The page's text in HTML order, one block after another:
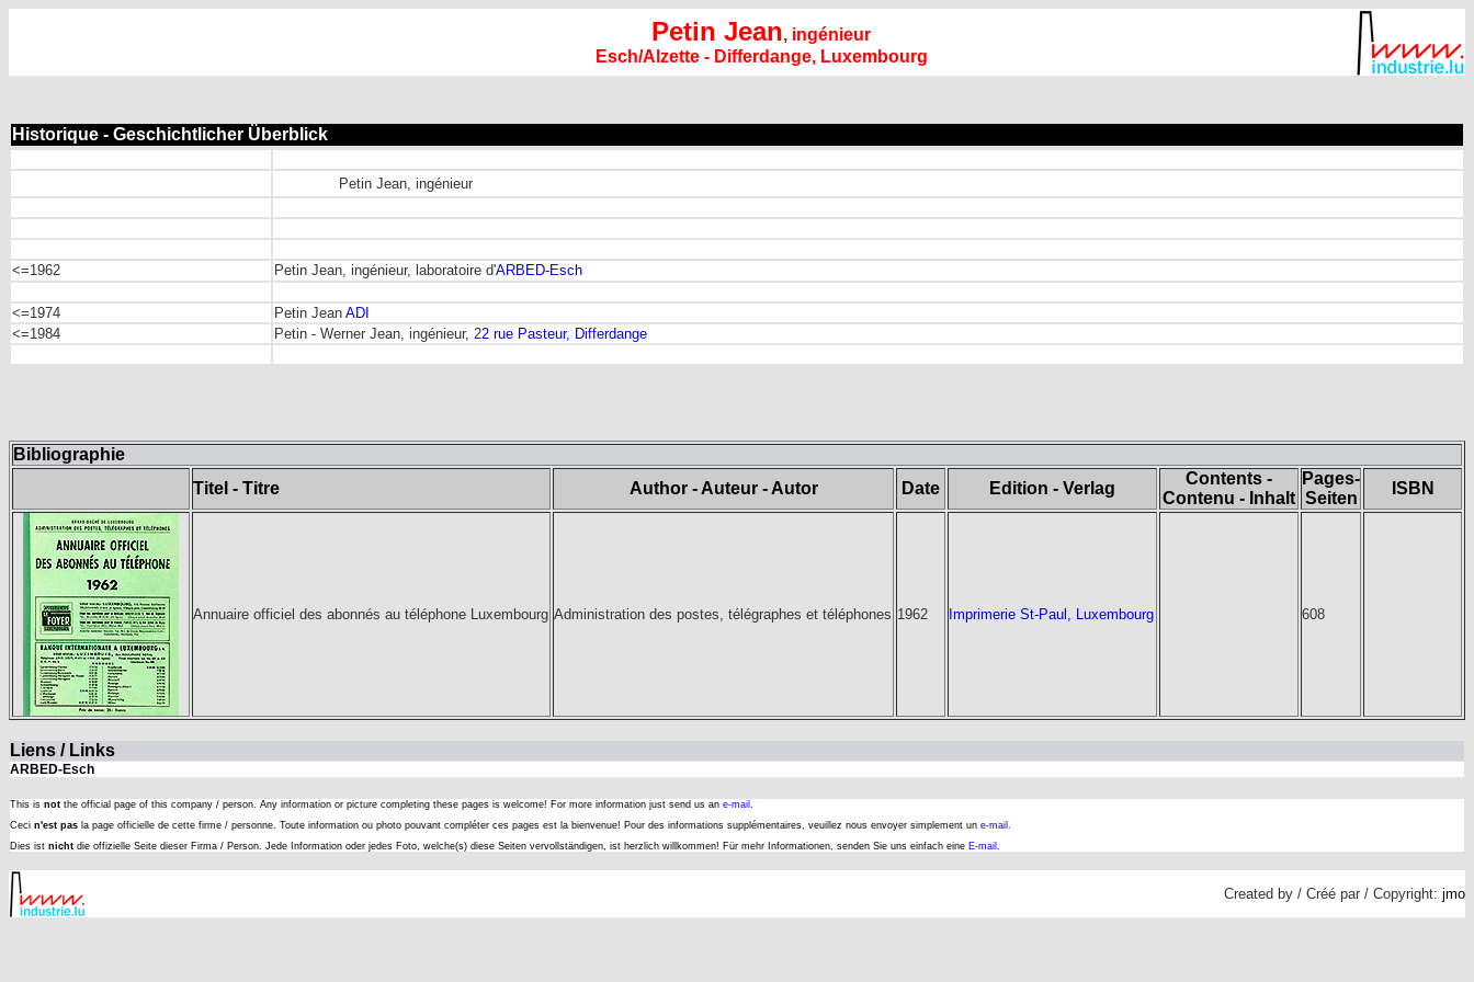
Petin Jean, ingénieur
Esch/Alzette - Differdange, Luxembourg
Historique - Geschichtlicher Überblick
Petin Jean, ingénieur
<=1962 Petin Jean, ingénieur, laboratoire d'ARBED-Esch
<=1974 Petin Jean ADI
<=1984
Petin - Werner Jean, ingénieur, 22 rue Pasteur, Differdange
Bibliographie
Titel - Titre
Author - Auteur - Autor Date Edition - Verlag
Contents -
Contenu - Inhalt
Pages-
Seiten
ISBN
Annuaire officiel des abonnés au téléphone Luxembourg Administration des postes, télégraphes et téléphones 1962 Imprimerie St-Paul, Luxembourg 608
Liens / Links
ARBED-Esch
This is not the official page of this company / person. Any information or picture completing these pages is welcome! For more information just send us an e-mail.
Ceci n'est pas la page officielle de cette firme / personne. Toute information ou photo pouvant compléter ces pages est la bienvenue! Pour des informations supplémentaires, veuillez nous envoyer simplement un e-mail.
Dies ist nicht die offizielle Seite dieser Firma / Person. Jede Information oder jedes Foto, welche(s) diese Seiten vervollständigen, ist herzlich willkommen! Für mehr Informationen, senden Sie uns einfach eine E-mail .
Created by / Créé par / Copyright: jmo